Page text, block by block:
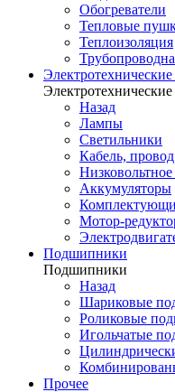
Обогреватели
Тепловые
Теплоизоляция
Назад
Лампы
Светильники
Кабель, провод
Аккумуляторы
Мотор-
Подшипники
Подшипники
Назад
Шариковые
Роликовые
Игольчатые
Прочее